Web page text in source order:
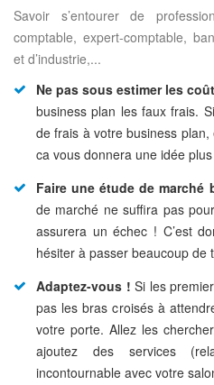
Savoir s’entourer de
comptable, expert-comptable,
et d’industrie,...
Ne pas sous estimer les
business plan les faux frais.
de frais à votre business
ca vous donnera une idée
Faire une étude de marché
de marché ne suffira pas
assurera un échec ! C’est
hésiter à passer beaucoup de
Adaptez-vous ! Si les
pas les bras croisés à
votre porte. Allez les
ajoutez des services
incontournable avec votre